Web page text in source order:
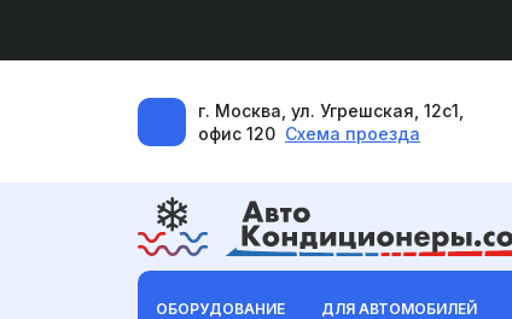
г. Москва, ул. Угрешская, 12с1,
офис 120 Схема проезда
ОБОРУДОВАНИЕ ДЛЯ АВТОМОБИЛЕЙ